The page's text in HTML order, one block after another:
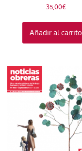
35,00€
Añadir al carrito